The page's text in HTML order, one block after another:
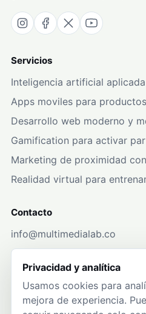
Servicios
Inteligencia artificial
Apps moviles para
Desarrollo web moderno y
Gamification para activar
Marketing de proximidad
Realidad virtual para
Contacto
info@multimedialab.co
+57 304 247 5269
WhatsApp
Privacidad y analítica
Usamos cookies para
mejora de experiencia.